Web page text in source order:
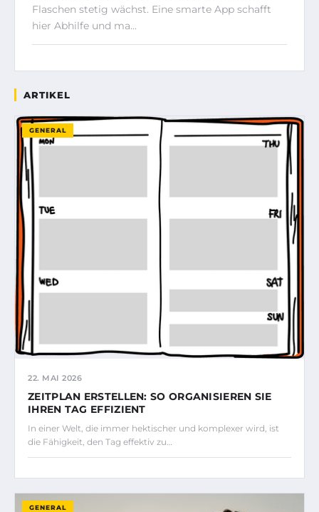
Flaschen stetig wächst. Eine smarte App schafft
hier Abhilfe und ma...
ARTIKEL
GENERAL
22. MAI 2026
ZEITPLAN ERSTELLEN: SO ORGANISIEREN SIE
IHREN TAG EFFIZIENT
In einer Welt, die immer hektischer und komplexer wird, ist
die Fähigkeit, den Tag effektiv zu…
GENERAL